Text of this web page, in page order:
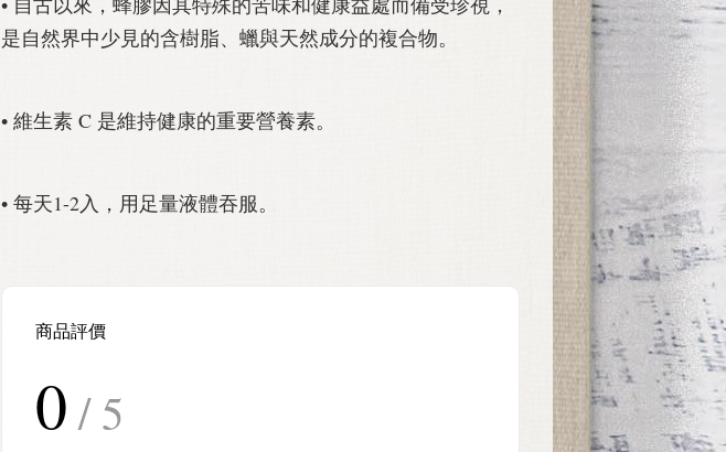
是自然界中少見的含樹脂、蠟與天然成分的複合物。
• 維生素 C 是維持健康的重要營養素。
• 每天1-2入，用足量液體吞服。
商品評價
0 / 5